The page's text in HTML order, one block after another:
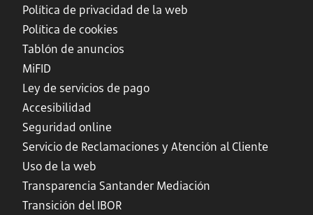
Política de privacidad de la web
Política de cookies
Tablón de anuncios
MiFID
Ley de servicios de pago
Accesibilidad
Seguridad online
Servicio de Reclamaciones y Atención al Cliente
Uso de la web
Transparencia Santander Mediación
Transición del IBOR